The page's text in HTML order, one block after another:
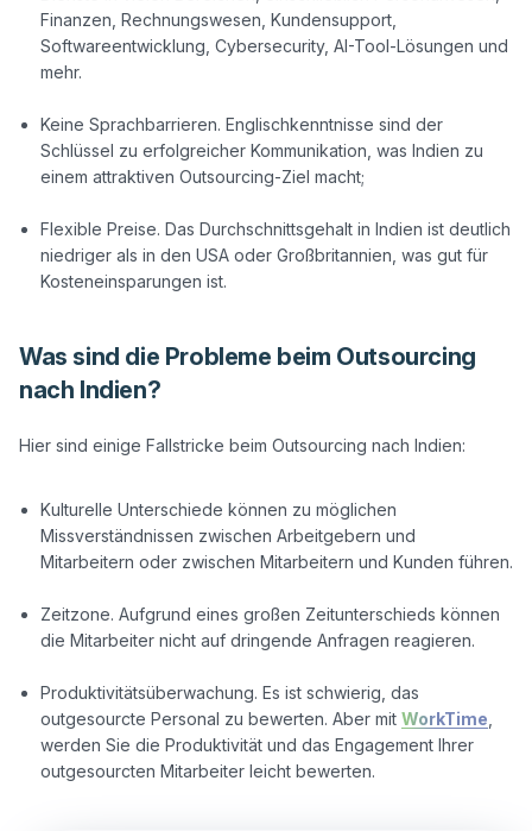
Finanzen, Rechnungswesen, Kundensupport,
Softwareentwicklung, Cybersecurity, AI-Tool-Lösungen und
mehr.
Keine Sprachbarrieren. Englischkenntnisse sind der
Schlüssel zu erfolgreicher Kommunikation, was Indien zu
einem attraktiven Outsourcing-Ziel macht;
Flexible Preise. Das Durchschnittsgehalt in Indien ist deutlich
niedriger als in den USA oder Großbritannien, was gut für
Kosteneinsparungen ist.
Was sind die Probleme beim Outsourcing
nach Indien?
Hier sind einige Fallstricke beim Outsourcing nach Indien:
Kulturelle Unterschiede können zu möglichen
Missverständnissen zwischen Arbeitgebern und
Mitarbeitern oder zwischen Mitarbeitern und Kunden führen.
Zeitzone. Aufgrund eines großen Zeitunterschieds können
die Mitarbeiter nicht auf dringende Anfragen reagieren.
Produktivitätsüberwachung. Es ist schwierig, das
outgesourcte Personal zu bewerten. Aber mit WorkTime
werden Sie die Produktivität und das Engagement Ihrer
outgesourcten Mitarbeiter leicht bewerten.